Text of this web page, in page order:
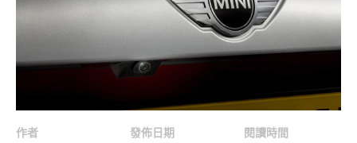
作者
發佈日期
閱讀時間